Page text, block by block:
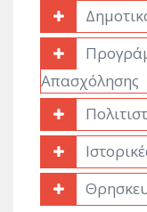
Απασχόλησης